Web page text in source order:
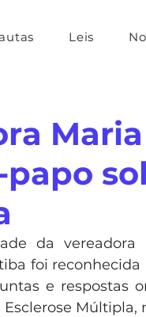
Leis
da
foi
e respostas
Múltipla,